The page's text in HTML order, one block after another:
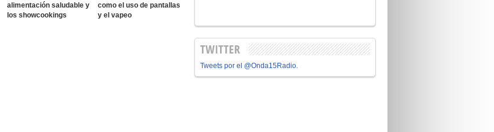
alimentación saludable y
los showcookings
como el uso de pantallas
y el vapeo
TWITTER
Tweets por el @Onda15Radio.